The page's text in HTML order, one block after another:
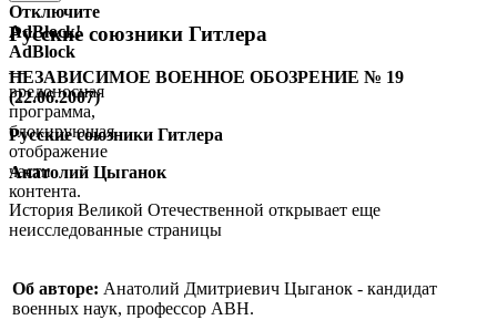
Отключите
AdBlock!
AdBlock
—
вредоносная
программа,
блокирующая
отображение
части
контента.
Русские союзники Гитлера
НЕЗАВИСИМОЕ ВОЕННОЕ ОБОЗРЕНИЕ № 19
(22.06.2007)
Русские союзники Гитлера
Анатолий Цыганок
История Великой Отечественной открывает еще
неисследованные страницы
Об авторе: Анатолий Дмитриевич Цыганок - кандидат
военных наук, профессор АВН.